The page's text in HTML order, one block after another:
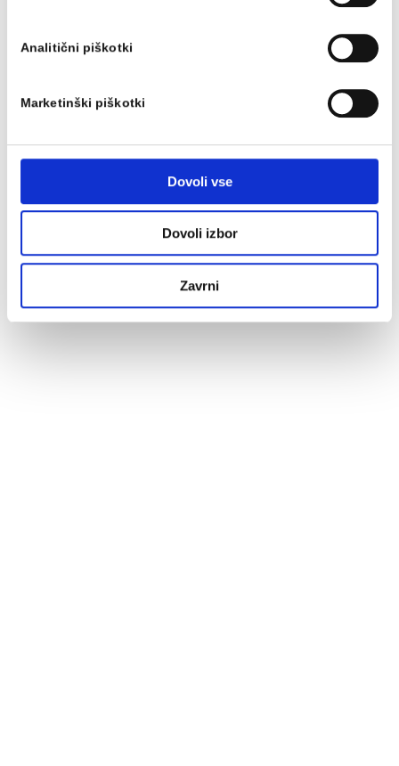
Analitični piškotki
Marketinški piškotki
Dovoli vse
Dovoli izbor
Zavrni